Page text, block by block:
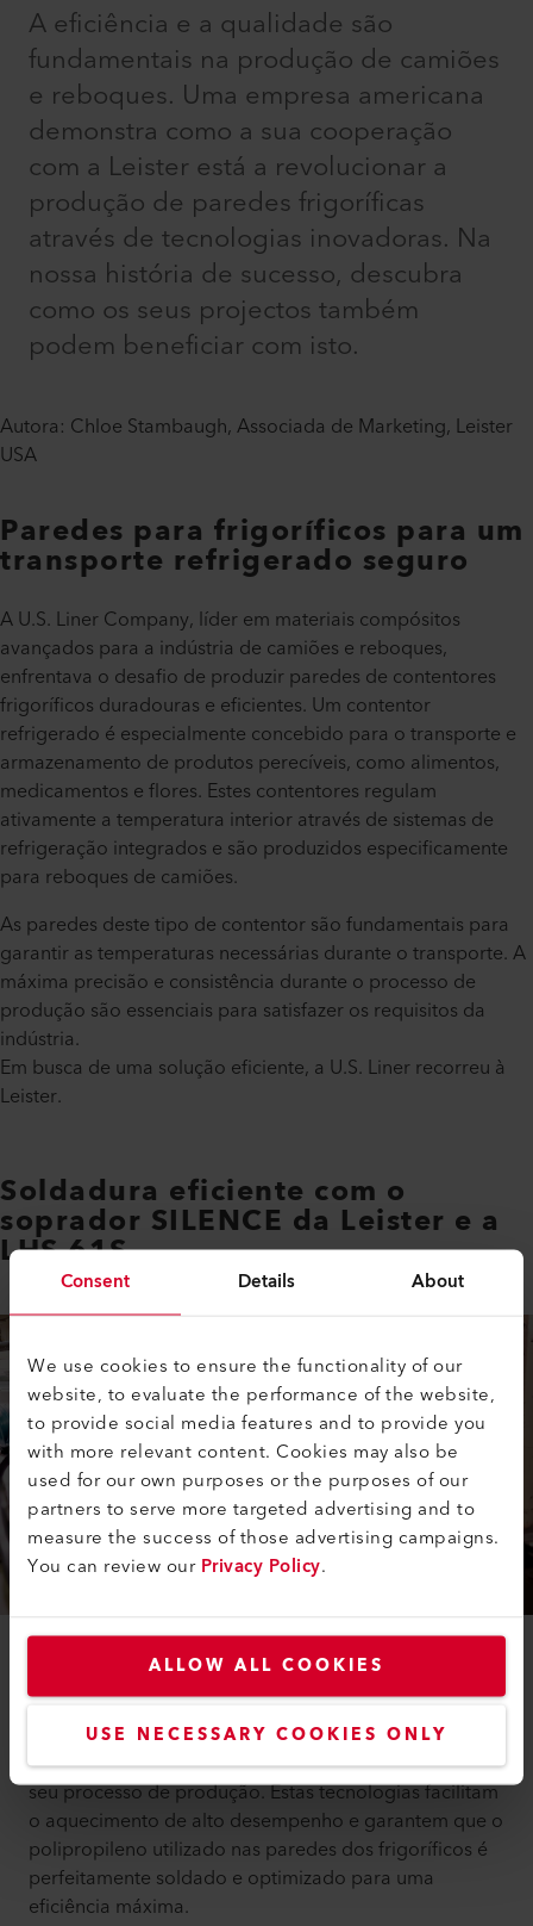
Consent Details About
We use cookies to ensure the functionality of our
website, to evaluate the performance of the website,
to provide social media features and to provide you
with more relevant content. Cookies may also be
used for our own purposes or the purposes of our
partners to serve more targeted advertising and to
measure the success of those advertising campaigns.
You can review ourPrivacy Policy.
ALLOW ALL COOKIES
USE NECESSARY COOKIES ONLY
A eficiência e a qualidade são
fundamentais na produção de camiões
e reboques. Uma empresa americana
demonstra como a sua cooperação
com a Leister está a revolucionar a
produção de paredes frigoríficas
através de tecnologias inovadoras. Na
nossa história de sucesso, descubra
como os seus projectos também
podem beneficiar com isto.
Autora: Chloe Stambaugh, Associada de Marketing, Leister
USA
Paredes para frigoríficos para um
transporte refrigerado seguro
A U.S. Liner Company, líder em materiais compósitos
avançados para a indústria de camiões e reboques,
enfrentava o desafio de produzir paredes de contentores
frigoríficos duradouras e eficientes. Um contentor
refrigerado é especialmente concebido para o transporte e
armazenamento de produtos perecíveis, como alimentos,
medicamentos e flores. Estes contentores regulam
ativamente a temperatura interior através de sistemas de
refrigeração integrados e são produzidos especificamente
para reboques de camiões.
As paredes deste tipo de contentor são fundamentais para
garantir as temperaturas necessárias durante o transporte. A
máxima precisão e consistência durante o processo de
produção são essenciais para satisfazer os requisitos da
indústria.
Em busca de uma solução eficiente, a U.S. Liner recorreu à
Leister.
Soldadura eficiente com o
soprador SILENCE da Leister e a
LHS 61S
Através da utilização de produtos industriais de ponta
- em particular o soprador de média pressão SILENCE
e o sistema de aquecimento de ar LHS 61S da Leister -
a U.S. Liner conseguiu otimizar significativamente o
seu processo de produção. Estas tecnologias facilitam
o aquecimento de alto desempenho e garantem que o
polipropileno utilizado nas paredes dos frigoríficos é
perfeitamente soldado e optimizado para uma
eficiência máxima.